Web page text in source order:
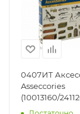
0407ИТ
Asseccories
(10013160/
ИТАЛИЯ ) Italeri